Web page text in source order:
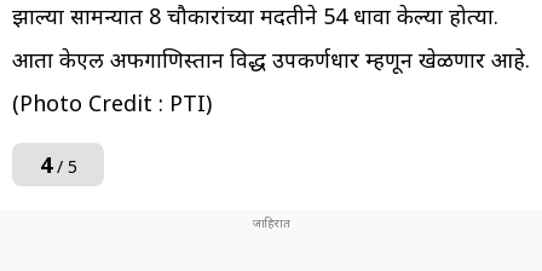
झाल्या सामन्यात 8 चौकारांच्या मदतीने 54 धावा केल्या होत्या.
आता केएल अफगाणिस्तान विरुद्ध उपकर्णधार म्हणून खेळणार आहे.
(Photo Credit : PTI)
4/ 5